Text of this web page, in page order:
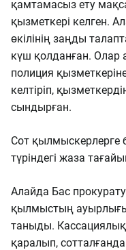
қамтамасыз ету
қызметкері келген.
өкілінің заңды
күш қолданған. Олар
полиция
келтіріп,
сындырған.
Сот қылмыскерлерге
түріндегі жаза
Алайда Бас
қылмыстың
таныды. Кассациялық
қаралып,